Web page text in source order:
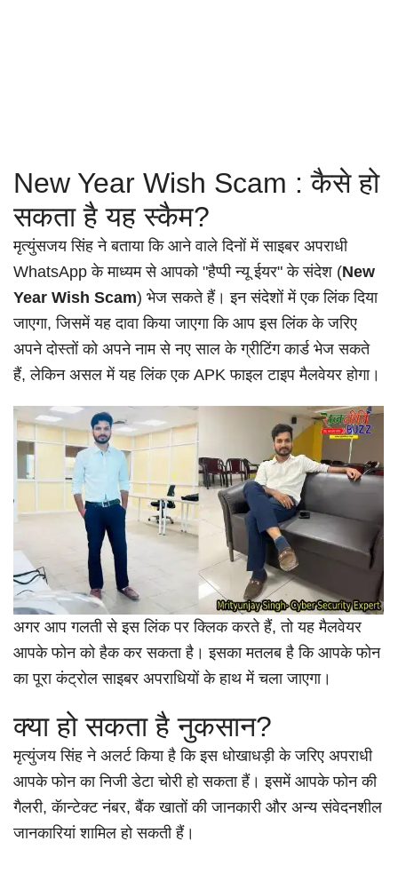
New Year Wish Scam : कैसे हो
सकता है यह स्कैम?
मृत्युंसजय सिंह ने बताया कि आने वाले दिनों में साइबर अपराधी
WhatsApp के माध्यम से आपको "हैप्पी न्यू ईयर" के संदेश (New
Year Wish Scam) भेज सकते हैं। इन संदेशों में एक लिंक दिया
जाएगा, जिसमें यह दावा किया जाएगा कि आप इस लिंक के जरिए
अपने दोस्तों को अपने नाम से नए साल के ग्रीटिंग कार्ड भेज सकते
हैं, लेकिन असल में यह लिंक एक APK फाइल टाइप मैलवेयर होगा।
अगर आप गलती से इस लिंक पर क्लिक करते हैं, तो यह मैलवेयर
आपके फोन को हैक कर सकता है। इसका मतलब है कि आपके फोन
का पूरा कंट्रोल साइबर अपराधियों के हाथ में चला जाएगा।
क्या हो सकता है नुकसान?
मृत्युंजय सिंह ने अलर्ट किया है कि इस धोखाधड़ी के जरिए अपराधी
आपके फोन का निजी डेटा चोरी हो सकता हैं। इसमें आपके फोन की
गैलरी, कॅान्टेक्ट नंबर, बैंक खातों की जानकारी और अन्य संवेदनशील
जानकारियां शामिल हो सकती हैं।